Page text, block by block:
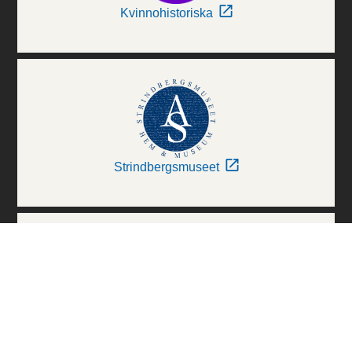
Kvinnohistoriska
Strindbergsmuseet